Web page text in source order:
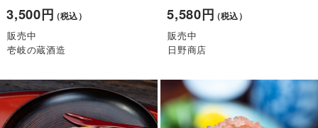
3,500円（税込）
販売中
壱岐の蔵酒造
5,580円（税込）
販売中
日野商店